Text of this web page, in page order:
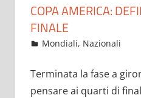
solo
COPA AMERICA:
FINALE
Giugno 29, 2021
admin
Mondiali, Nazionali
Terminata la fase a
pensare ai quarti di